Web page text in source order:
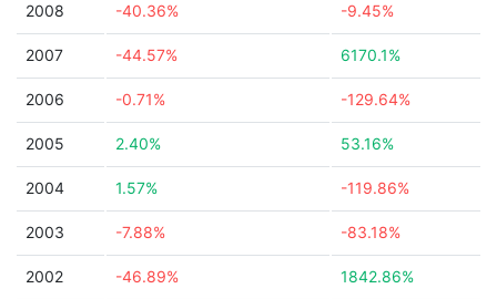
2008 -40.36% -9.45%
2007 -44.57% 6170.1%
2006 -0.71% -129.64%
2005 2.40% 53.16%
2004 1.57% -119.86%
2003 -7.88% -83.18%
2002 -46.89% 1842.86%